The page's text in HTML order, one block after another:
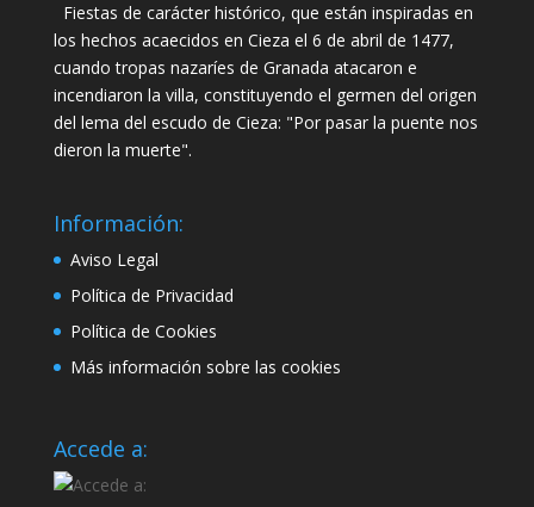
Fiestas de carácter histórico, que están inspiradas en
los hechos acaecidos en Cieza el 6 de abril de 1477,
cuando tropas nazaríes de Granada atacaron e
incendiaron la villa, constituyendo el germen del origen
del lema del escudo de Cieza: "Por pasar la puente nos
dieron la muerte".
Información:
Aviso Legal
Política de Privacidad
Política de Cookies
Más información sobre las cookies
Accede a: